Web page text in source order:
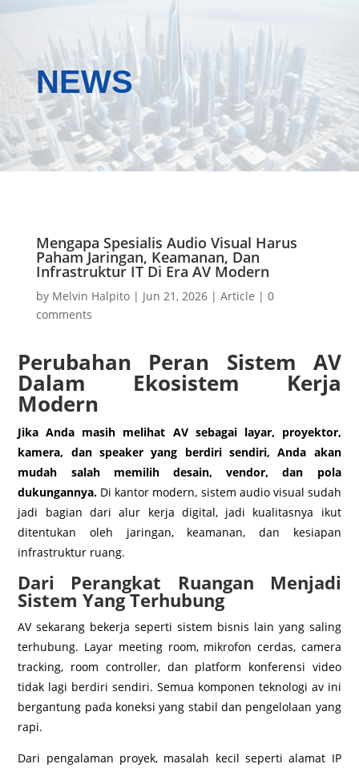
NEWS
Mengapa Spesialis Audio Visual Harus
Paham Jaringan, Keamanan, Dan
Infrastruktur IT Di Era AV Modern
by Melvin Halpito| Jun 21, 2026| Article | 0
comments
Perubahan Peran Sistem AV
Dalam Ekosistem Kerja
Modern
Jika Anda masih melihat AV sebagai layar, proyektor,
kamera, dan speaker yang berdiri sendiri, Anda akan
mudah salah memilih desain, vendor, dan pola
dukungannya. Di kantor modern, sistem audio visual sudah
jadi bagian dari alur kerja digital, jadi kualitasnya ikut
ditentukan oleh jaringan, keamanan, dan kesiapan
infrastruktur ruang.
Dari Perangkat Ruangan Menjadi
Sistem Yang Terhubung
AV sekarang bekerja seperti sistem bisnis lain yang saling
terhubung. Layar meeting room, mikrofon cerdas, camera
tracking, room controller, dan platform konferensi video
tidak lagi berdiri sendiri. Semua komponen teknologi av ini
bergantung pada koneksi yang stabil dan pengelolaan yang
rapi.
Dari pengalaman proyek, masalah kecil seperti alamat IP